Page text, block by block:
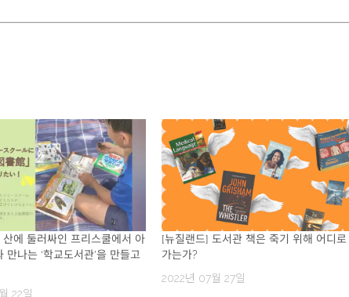
산에 둘러싸인 프리스쿨에서 아
만나는 ‘학교도서관’을 만들고
22일
[뉴질랜드] 도서관 책은 죽기 위해 어디로
가는가?
2022년 07월 27일